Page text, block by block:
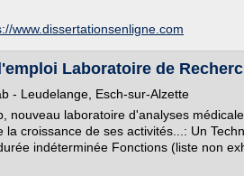
www.dissertationsenligne.com
Laboratoire de
- Leudelange, Esch-sur-Alzette
nouveau laboratoire d'analyses
la croissance de ses activités...: Un
indéterminée Fonctions (liste non